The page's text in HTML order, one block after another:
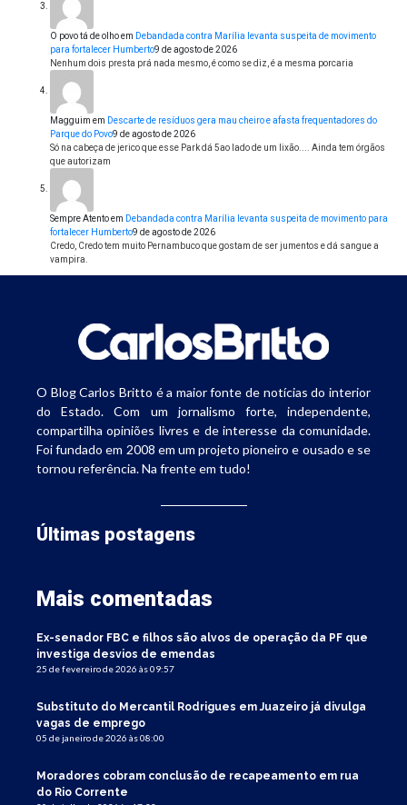
O povo tá de olhoem Debandada contra Marília levanta suspeita de movimento
para fortalecer Humberto9 de agosto de 2026
Nenhum dois presta prá nada mesmo, é como se diz, é a mesma porcaria
Magguim em Descarte de resíduos gera mau cheiro e afasta frequentadores do
Parque do Povo9 de agosto de 2026
Só na cabeça de jerico que esse Park dá 5ao lado de um lixão.... Ainda tem órgãos
que autorizam
Sempre Atentoem Debandada contra Marília levanta suspeita de movimento para
fortalecer Humberto9 de agosto de 2026
Credo, Credo tem muito Pernambuco que gostam de ser jumentos e dá sangue a
vampira.
O Blog Carlos Britto é a maior fonte de notícias do interior
do Estado. Com um jornalismo forte, independente,
compartilha opiniões livres e de interesse da comunidade.
Foi fundado em 2008 em um projeto pioneiro e ousado e se
tornou referência. Na frente em tudo!
Últimas postagens
Mais comentadas
Ex-senador FBC e filhos são alvos de operação da PF que
investiga desvios de emendas
25 de fevereiro de 2026 às 09:57
Substituto do Mercantil Rodrigues em Juazeiro já divulga
vagas de emprego
05 de janeiro de 2026 às 08:00
Moradores cobram conclusão de recapeamento em rua
do Rio Corrente